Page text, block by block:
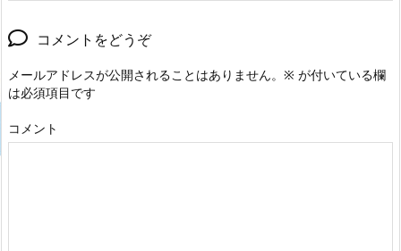
コメントをどうぞ
メールアドレスが公開されることはありません。 ※ が付いている欄
は必須項目です
コメント